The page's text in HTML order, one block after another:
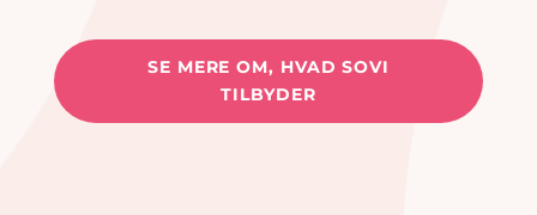
SE MERE OM, HVAD SOVI
TILBYDER